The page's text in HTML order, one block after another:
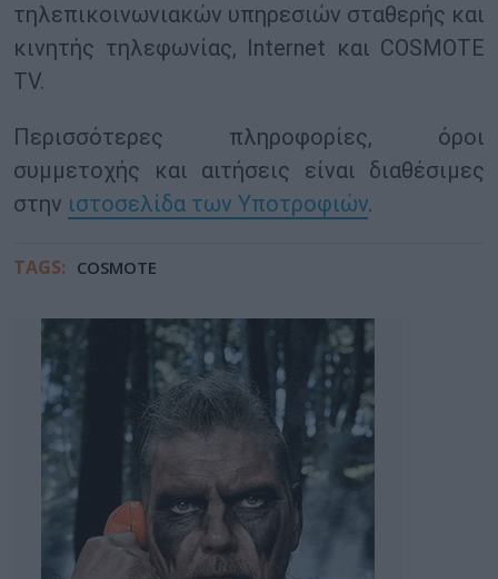
τηλεπικοινωνιακών υπηρεσιών σταθερής και
κινητής τηλεφωνίας, Internet και COSMOTE
TV.
Περισσότερες πληροφορίες, όροι
συμμετοχής και αιτήσεις είναι διαθέσιμες
στην ιστοσελίδα των Υποτροφιών.
TAGS: COSMOTE